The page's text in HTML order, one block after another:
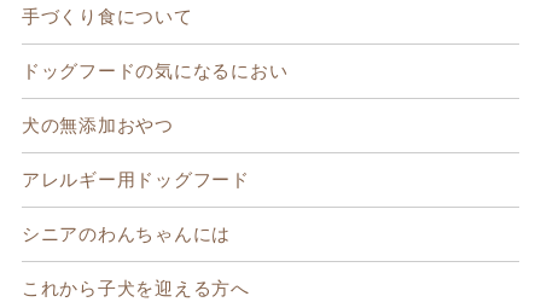
手づくり食について
ドッグフードの気になるにおい
犬の無添加おやつ
アレルギー用ドッグフード
シニアのわんちゃんには
これから子犬を迎える方へ